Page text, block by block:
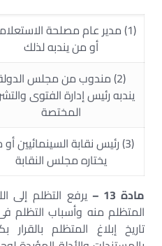
(1) مدير عام مصلحة
أو من يندبه لذلك
(2) مندوب من مجلس
يندبه رئيس إدارة الفتوى
المختصة
(3) رئيس نقابة السينمائيين
يختاره مجلس النقابة
مادة 13 –
يرفع التظلم إلى
المتظلم منه وأسباب
تاريخ إبلاغ المتظلم